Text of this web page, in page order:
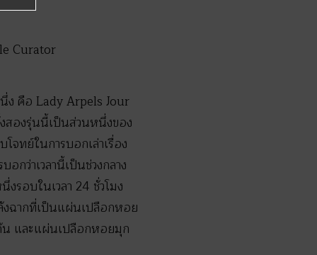
ง คือ Lady Arpels Jour
สองรุ่นนี้เป็นส่วนหนึ่งของ
จทย์ในการบอกเล่าเรื่อง
ว่าเวลานี้เป็นช่วงกลาง
รอบในเวลา 24 ชั่วโมง
ฉากที่เป็นแผ่นเปลือกหอย
น และแผ่นเปลือกหอยมุก